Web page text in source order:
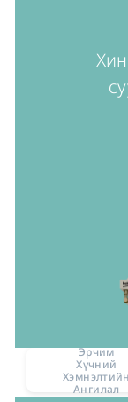
Эрчим
Хүчний
Хэмнэлтийн
Ангилал